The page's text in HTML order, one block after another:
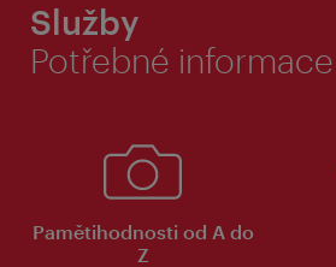
Služby
Potřebné informace
Pamětihodnosti od A do
Z